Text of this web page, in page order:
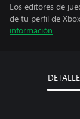
Los editores de
de tu perfil de
información